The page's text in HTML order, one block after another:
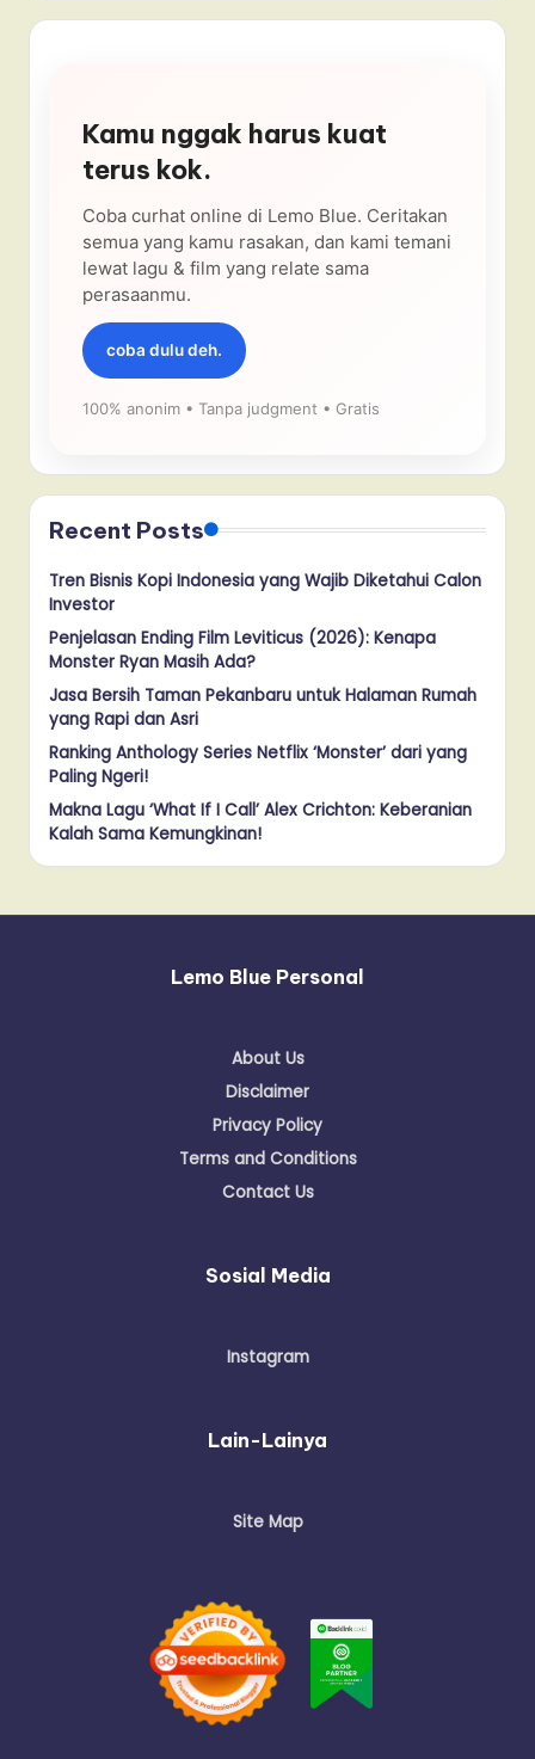
Kamu nggak harus kuat
terus kok.
Coba curhat online di Lemo Blue. Ceritakan
semua yang kamu rasakan, dan kami temani
lewat lagu & film yang relate sama
perasaanmu.
coba dulu deh.
100% anonim • Tanpa judgment • Gratis
Recent Posts
Tren Bisnis Kopi Indonesia yang Wajib Diketahui Calon
Investor
Penjelasan Ending Film Leviticus (2026): Kenapa
Monster Ryan Masih Ada?
Jasa Bersih Taman Pekanbaru untuk Halaman Rumah
yang Rapi dan Asri
Ranking Anthology Series Netflix ‘Monster’ dari yang
Paling Ngeri!
Makna Lagu ‘What If I Call’ Alex Crichton: Keberanian
Kalah Sama Kemungkinan!
Lemo Blue Personal
About Us
Disclaimer
Privacy Policy
Terms and Conditions
Contact Us
Sosial Media
Instagram
Lain-Lainya
Site Map